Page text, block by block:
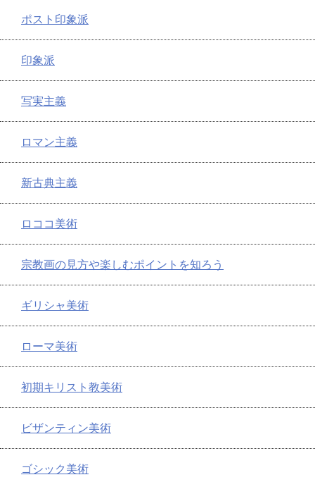
ポスト印象派
印象派
写実主義
ロマン主義
新古典主義
ロココ美術
宗教画の見方や楽しむポイントを知ろう
ギリシャ美術
ローマ美術
初期キリスト教美術
ビザンティン美術
ゴシック美術